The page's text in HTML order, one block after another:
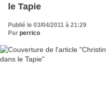
le Tapie
Publié le 03/04/2011 à 21:29
Par perrico